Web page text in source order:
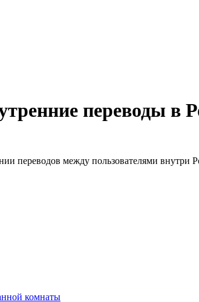
переводы в
переводов между пользователями
комнаты